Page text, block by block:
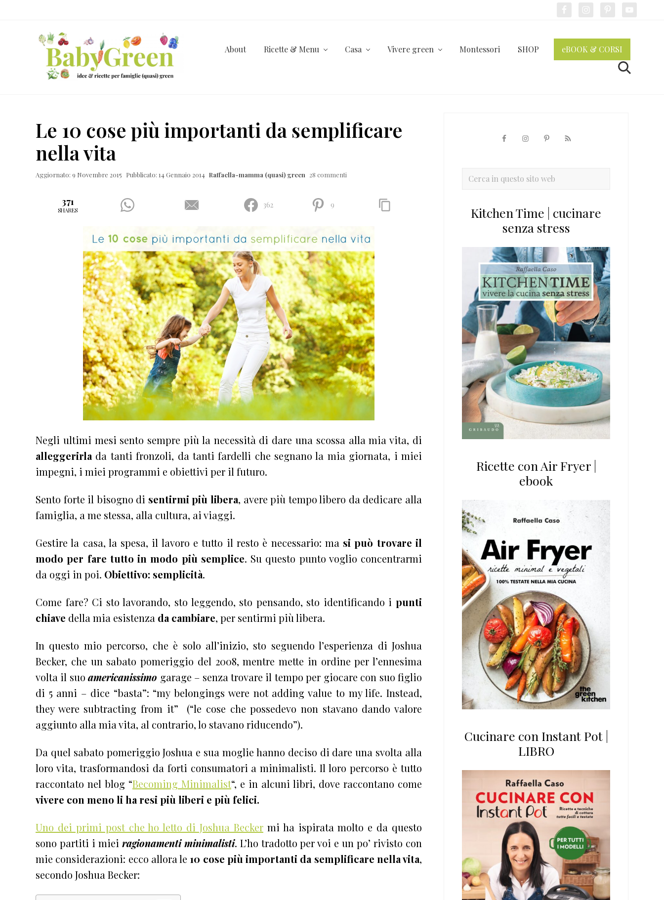
ricette
per
famiglie
(quasi)
About Ricette & Menu Casa Vivere green Montessori SHOP eBOOK & CORSI
Cerca
Le 10 cose più importanti da semplificare
nella vita
Aggiornato: 9 Novembre 2015 Pubblicato: 14 Gennaio 2014 Raffaella-mamma (quasi) green 28 commenti
371
SHARES
362 9
Negli ultimi mesi sento sempre più la necessità di dare una scossa alla mia vita, di
alleggerirla da tanti fronzoli, da tanti fardelli che segnano la mia giornata, i miei
impegni, i miei programmi e obiettivi per il futuro.
Sento forte il bisogno di sentirmi più libera, avere più tempo libero da dedicare alla
famiglia, a me stessa, alla cultura, ai viaggi.
Gestire la casa, la spesa, il lavoro e tutto il resto è necessario: ma si può trovare il
modo per fare tutto in modo più semplice. Su questo punto voglio concentrarmi
da oggi in poi. Obiettivo: semplicità.
Come fare? Ci sto lavorando, sto leggendo, sto pensando, sto identificando i punti
chiave della mia esistenza da cambiare, per sentirmi più libera.
In questo mio percorso, che è solo all’inizio, sto seguendo l’esperienza di Joshua
Becker, che un sabato pomeriggio del 2008, mentre mette in ordine per l’ennesima
volta il suoamericanissimo garage – senza trovare il tempo per giocare con suo figlio
di 5 anni – dice “basta”: “my belongings were not adding value to my life. Instead,
they were subtracting from it” (“le cose che possedevo non stavano dando valore
aggiunto alla mia vita, al contrario, lo stavano riducendo”).
Da quel sabato pomeriggio Joshua e sua moglie hanno deciso di dare una svolta alla
loro vita, trasformandosi da forti consumatori a minimalisti. Il loro percorso è tutto
raccontato nel blog “Becoming Minimalist“, e in alcuni libri, dove raccontano come
vivere con meno li ha resi più liberi e più felici.
Uno dei primi post che ho letto di Joshua Beckermi ha ispirata molto e da questo
sono partiti i miei ragionamenti minimalisti. L’ho tradotto per voi e un po’ rivisto con
mie considerazioni: ecco allora le 10 cose più importanti da semplificare nella vita,
secondo Joshua Becker:
primaria
Cerca
sitoKitchen Time | cucinare
senza stress
Ricette con Air Fryer |
ebook
Cucinare con Instant Pot |
LIBRO